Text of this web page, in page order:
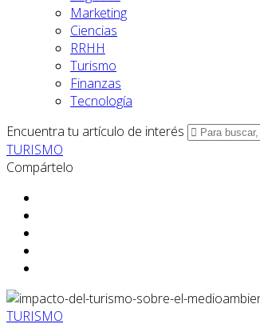
Marketing
Ciencias
RRHH
Turismo
Finanzas
Tecnología
Encuentra tu artículo de interés
TURISMO
Compártelo
TURISMO